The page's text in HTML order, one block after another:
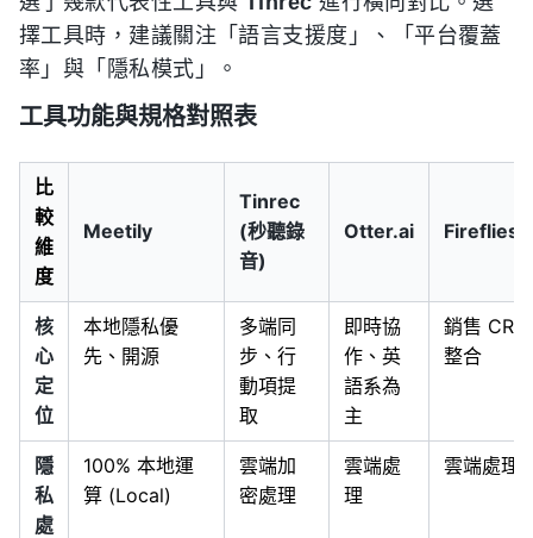
擇工具時，建議關注「語言支援度」、「平台覆蓋
率」與「隱私模式」。
工具功能與規格對照表
比
較
維
度
Meetily
Tinrec
(秒聽錄
音)
Otter.ai
核
心
定
位
本地隱私優
先、開源
多端同
步、行
動項提
取
即時協
作、英
語系為
主
銷售 CRM
整合
隱
私
處
100% 本地運
算 (Local)
雲端加
密處理
雲端處
理
雲端處理